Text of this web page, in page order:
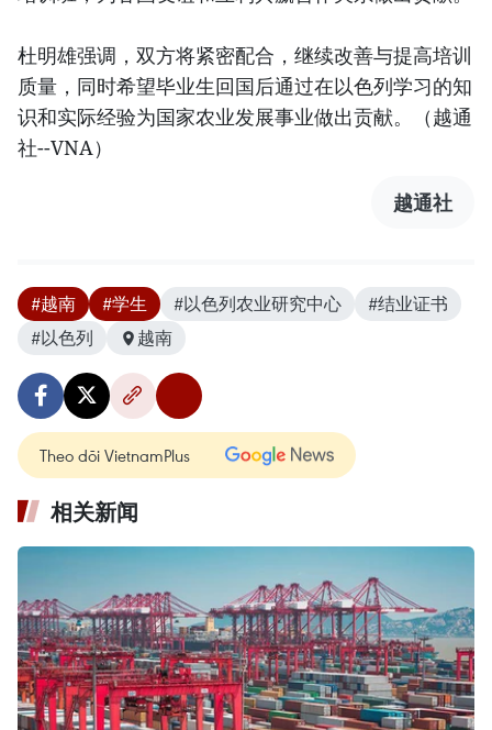
杜明雄强调，双方将紧密配合，继续改善与提高培训
质量，同时希望毕业生回国后通过在以色列学习的知
识和实际经验为国家农业发展事业做出贡献。（越通
社--VNA）
越通社
#越南 #学生 #以色列农业研究中心
#结业证书
#以色列
越南
Theo dõi VietnamPlus
相关新闻